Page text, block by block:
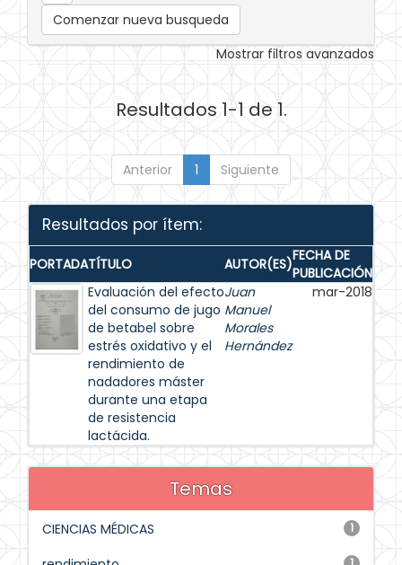
Comenzar nueva busqueda
Mostrar filtros avanzados
Resultados 1-1 de 1.
Anterior 1 Siguiente
Resultados por ítem:
PORTADATÍTULO AUTOR(ES)FECHA DE
PUBLICACIÓN
Evaluación del efecto
del consumo de jugo
de betabel sobre
estrés oxidativo y el
rendimiento de
nadadores máster
durante una etapa
de resistencia
lactácida.
Juan
Manuel
Morales
Hernández
mar-2018
Temas
1
CIENCIAS MÉDICAS